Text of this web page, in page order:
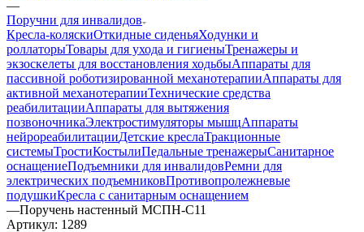
—
Поручни для инвалидов
Кресла-коляскиОткидные сиденьяХодунки и
роллаторыТовары для ухода и гигиеныТренажеры и
экзоскелеты для восстановления ходьбыАппараты для
пассивной роботизированной механотерапииАппараты для
активной механотерапииТехнические средства
реабилитацииАппараты для вытяжения
позвоночникаЭлектростимуляторы мышцАппараты
нейрореабилитацииДетские креслаТракционные
системыТростиКостылиПедальные тренажерыСанитарное
оснащениеПодъемники для инвалидовРемни для
электрических подъемниковПротивопролежневые
подушкиКресла с санитарным оснащением
—Поручень настенный МСПН-С11
Артикул: 1289